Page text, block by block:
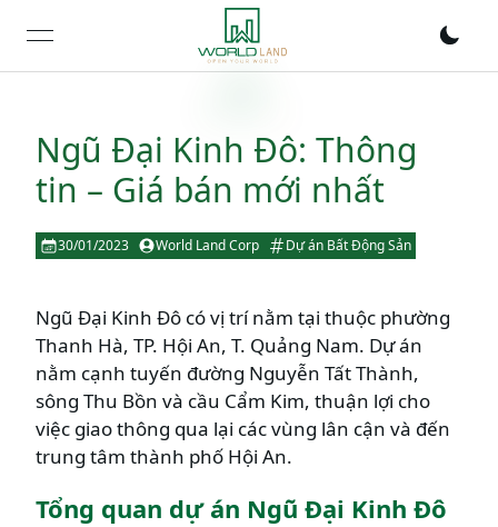
open navigation menu
Ngũ Đại Kinh Đô: Thông
tin – Giá bán mới nhất
30/01/2023 World Land Corp Dự án Bất Động Sản
Ngũ Đại Kinh Đô có vị trí nằm tại thuộc phường
Thanh Hà, TP. Hội An, T. Quảng Nam. Dự án
nằm cạnh tuyến đường Nguyễn Tất Thành,
sông Thu Bồn và cầu Cẩm Kim, thuận lợi cho
việc giao thông qua lại các vùng lân cận và đến
trung tâm thành phố Hội An.
Tổng quan dự án Ngũ Đại Kinh Đô